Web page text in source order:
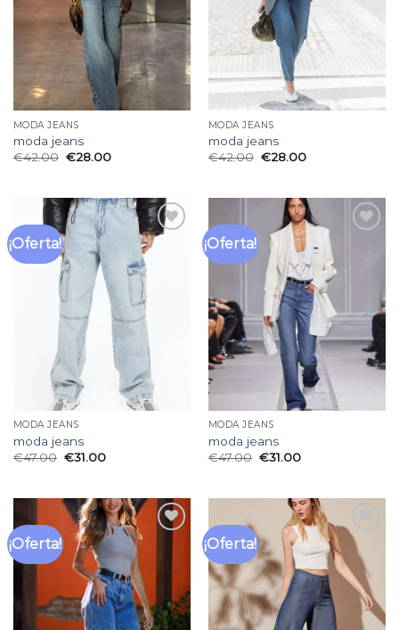
MODA JEANS
moda jeans
€42.00 €28.00
MODA JEANS
moda jeans
€42.00 €28.00
¡Oferta!
Añadir
MODA JEANS
moda jeans
€47.00 €31.00
¡Oferta!
MODA JEANS
moda jeans
€47.00 €31.00
¡Oferta!
deseos
¡Oferta!
Añadir
a la
lista
de
deseos